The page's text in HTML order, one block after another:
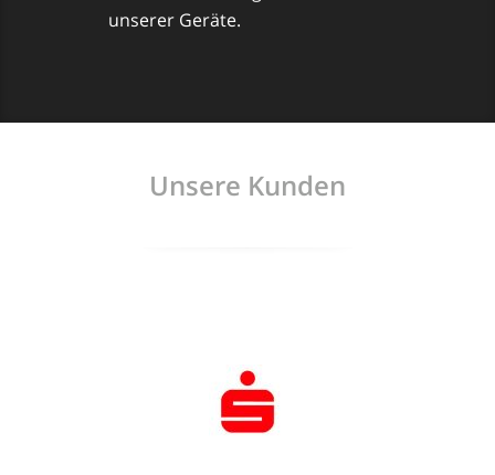
unserer Geräte.
Unsere Kunden